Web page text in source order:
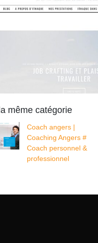
même catégorie
Coach angers |
Coaching Angers #
Coach personnel &
profes­sion­nel